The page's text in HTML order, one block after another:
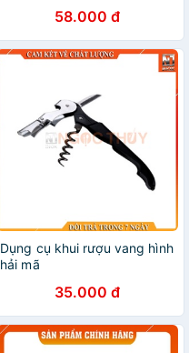
58.000 đ
Dụng cụ khui rượu vang hình
hải mã
35.000 đ